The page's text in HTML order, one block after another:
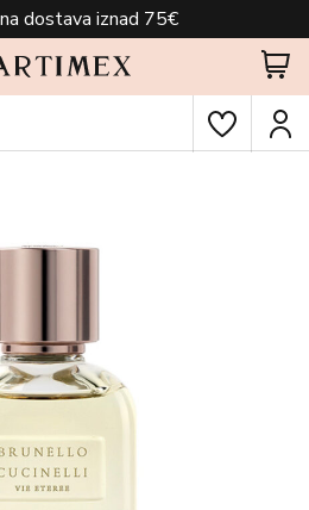
dostava iznad 75€